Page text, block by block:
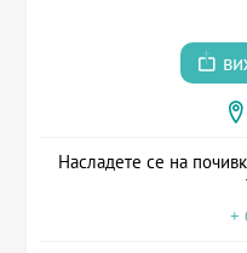
Насладете се на
+